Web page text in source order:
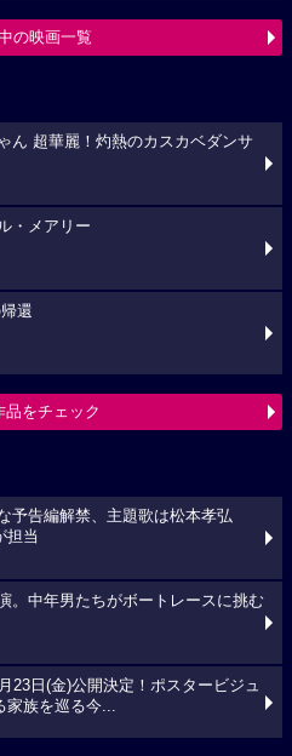
の映画一覧
ん 超華麗！灼熱のカスカベダンサ
・メアリー
還
品をチェック
予告編解禁、主題歌は松本孝弘
担当
。中年男たちがボートレースに挑む
23日(金)公開決定！ポスタービジュ
族を巡る今...